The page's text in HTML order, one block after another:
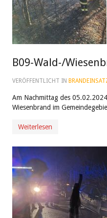
B09-Wald-/
VERÖFFENTLICHT IN
Am Nachmittag des
Wiesenbrand im
Weiterlesen